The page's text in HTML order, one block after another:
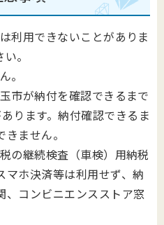
利用できないことがありま
。
。
市が納付を確認できるまで
ります。納付確認できるま
ません。
の継続検査（車検）用納税
マホ決済等は利用せず、納
、コンビニエンスストア窓